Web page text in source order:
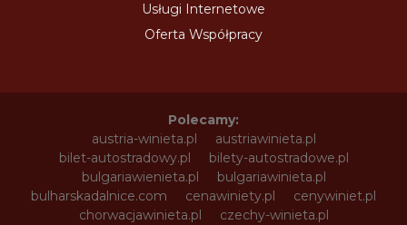
Usługi Internetowe
Oferta Współpracy
Polecamy:
austria-winieta.pl
austriawinieta.pl
bilet-autostradowy.pl
bilety-autostradowe.pl
bulgariawienieta.pl
bulgariawinieta.pl
bulharskadalnice.com
cenawiniety.pl
cenywiniet.pl
chorwacjawinieta.pl
czechy-winieta.pl